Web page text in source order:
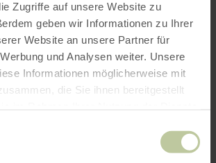
Zugriffe auf unsere Website zu
geben wir Informationen zu Ihrer
Website an unsere Partner für
und Analysen weiter. Unsere
Informationen möglicherweise mit
die Sie ihnen bereitgestellt